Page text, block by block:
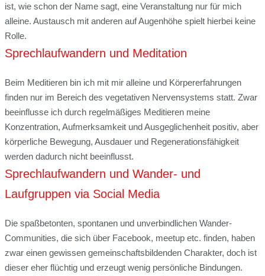
ist, wie schon der Name sagt, eine Veranstaltung nur für mich
alleine. Austausch mit anderen auf Augenhöhe spielt hierbei keine
Rolle.
Sprechlaufwandern und Meditation
Beim Meditieren bin ich mit mir alleine und Körpererfahrungen
finden nur im Bereich des vegetativen Nervensystems statt. Zwar
beeinflusse ich durch regelmäßiges Meditieren meine
Konzentration, Aufmerksamkeit und Ausgeglichenheit positiv, aber
körperliche Bewegung, Ausdauer und Regenerationsfähigkeit
werden dadurch nicht beeinflusst.
Sprechlaufwandern und Wander- und
Laufgruppen via Social Media
Die spaßbetonten, spontanen und unverbindlichen Wander-
Communities, die sich über Facebook, meetup etc. finden, haben
zwar einen gewissen gemeinschaftsbildenden Charakter, doch ist
dieser eher flüchtig und erzeugt wenig persönliche Bindungen.